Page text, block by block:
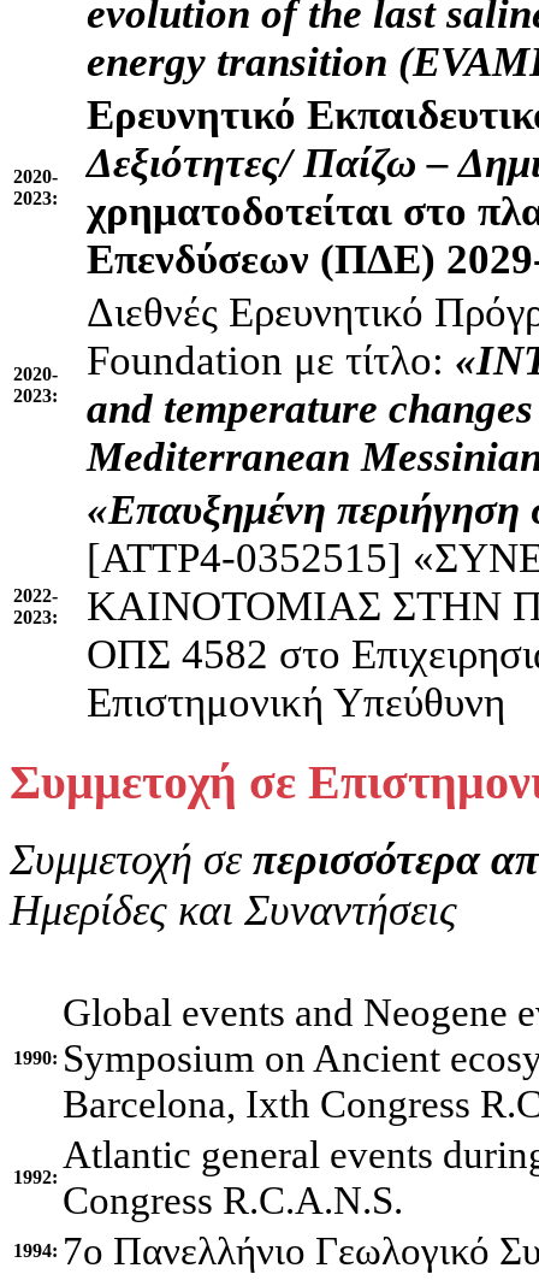
evolution of the last
energy transition
2020-
2023:
Ερευνητικό
Δεξιότητες/ Παίζω –
χρηματοδοτείται στο
Επενδύσεων (ΠΔΕ)
2020-
2023:
Διεθνές Ερευνητικό
Foundation με τίτλο:
and temperature
Mediterranean
2022-
2023:
«Επαυξημένη περιήγηση
[ΑΤΤΡ4-0352515]
ΚΑΙΝΟΤΟΜΙΑΣ ΣΤΗΝ
ΟΠΣ 4582 στο
Επιστημονική Υπεύθυνη
Συμμετοχή σε
Συμμετοχή σε περισσότερα
Ημερίδες και Συναντήσεις
1990:
Global events and Neogene
Symposium on Ancient
Barcelona, Ixth Congress
1992:
Atlantic general events
Congress R.C.A.N.S.
1994: 7ο Πανελλήνιο Γεωλογικό